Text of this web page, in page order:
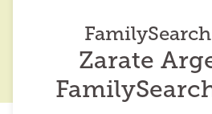
Zarate